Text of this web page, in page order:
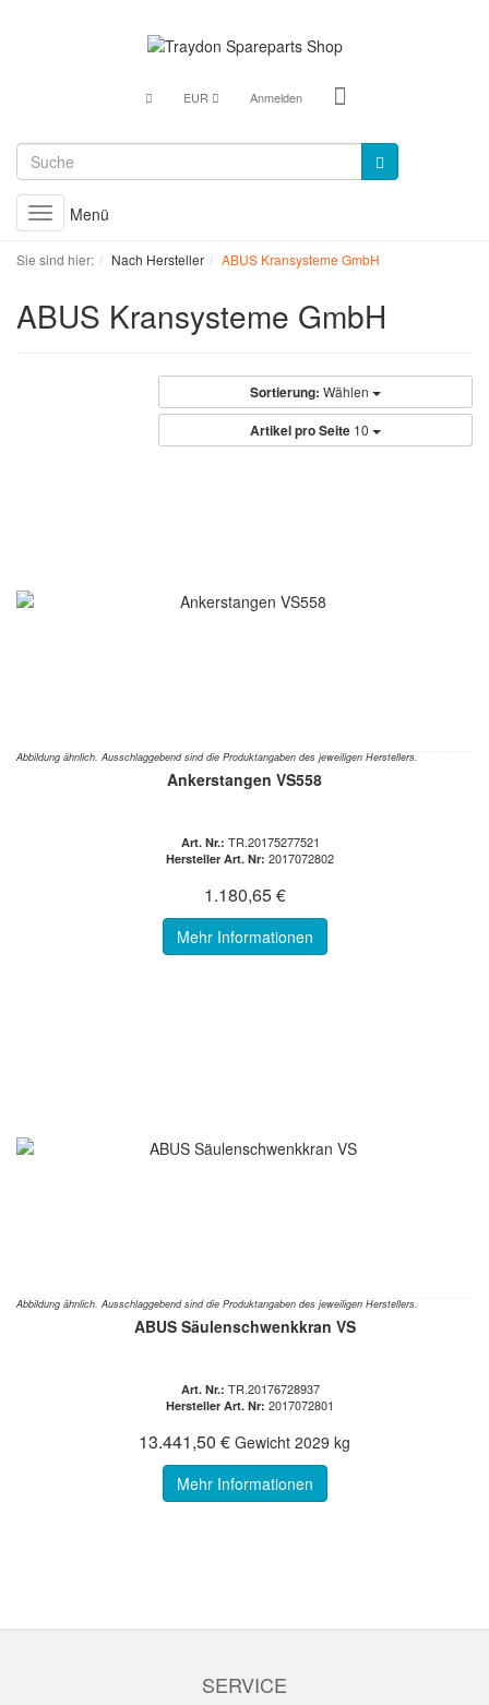
EUR Anmelden
Toggle
navigation
Menü
Sie sind hier: Nach Hersteller ABUS Kransysteme GmbH
ABUS Kransysteme GmbH
Sortierung: Wählen
Artikel pro Seite 10
Abbildung ähnlich. Ausschlaggebend sind die Produktangaben des jeweiligen Herstellers.
Ankerstangen VS558
Art. Nr.: TR.20175277521
Hersteller Art. Nr: 2017072802
1.180,65 €
Mehr Informationen
Abbildung ähnlich. Ausschlaggebend sind die Produktangaben des jeweiligen Herstellers.
ABUS Säulenschwenkkran VS
Art. Nr.: TR.20176728937
Hersteller Art. Nr: 2017072801
13.441,50 € Gewicht 2029 kg
Mehr Informationen
SERVICE